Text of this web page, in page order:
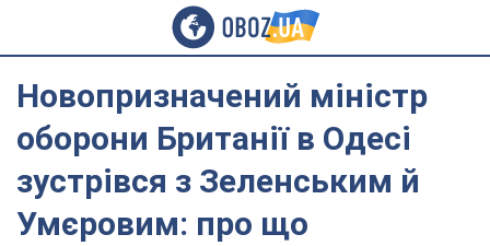
Новопризначений міністр
оборони Британії в Одесі
зустрівся з Зеленським й
Умєровим: про що